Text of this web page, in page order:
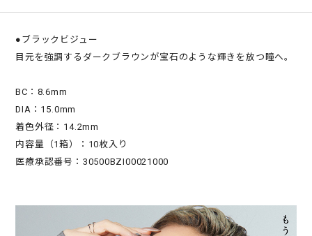
●ブラックビジュー
目元を強調するダークブラウンが宝石のような輝きを放つ瞳へ。
BC：8.6mm
DIA：15.0mm
着色外径：14.2mm
内容量（1箱）：10枚入り
医療承認番号：30500BZI00021000